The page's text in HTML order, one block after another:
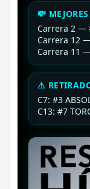
💸
Carrera 2 —
Carrera 12 —
Carrera 11 —
⚠
C7: #3
C13: #7